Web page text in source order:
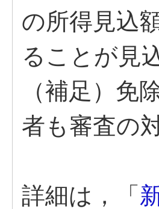
の所得見込
ることが見
（補足）免
者も審査の
詳細は，「